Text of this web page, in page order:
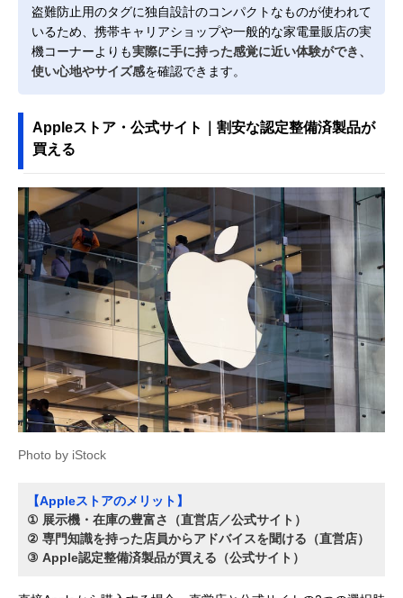
盗難防止用のタグに独自設計のコンパクトなものが使われて
いるため、携帯キャリアショップや一般的な家電量販店の実
機コーナーよりも実際に手に持った感覚に近い体験ができ、
使い心地やサイズ感を確認できます。
Appleストア・公式サイト｜割安な認定整備済製品が
買える
Photo by iStock
【Appleストアのメリット】
① 展示機・在庫の豊富さ（直営店／公式サイト）
② 専門知識を持った店員からアドバイスを聞ける（直営店）
③ Apple認定整備済製品が買える（公式サイト）